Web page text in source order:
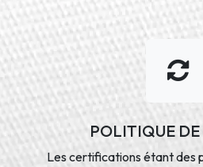
POLITIQUE DE
Les certifications étant des